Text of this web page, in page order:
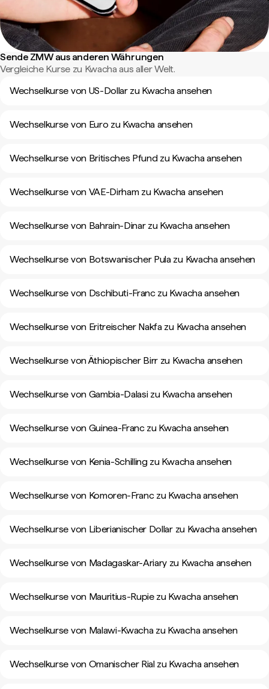
Sende ZMW aus anderen Währungen
Vergleiche Kurse zu Kwacha aus aller Welt.
Wechselkurse von US-Dollar zu Kwacha ansehen
Wechselkurse von Euro zu Kwacha ansehen
Wechselkurse von Britisches Pfund zu Kwacha ansehen
Wechselkurse von VAE-Dirham zu Kwacha ansehen
Wechselkurse von Bahrain-Dinar zu Kwacha ansehen
Wechselkurse von Botswanischer Pula zu Kwacha ansehen
Wechselkurse von Dschibuti-Franc zu Kwacha ansehen
Wechselkurse von Eritreischer Nakfa zu Kwacha ansehen
Wechselkurse von Äthiopischer Birr zu Kwacha ansehen
Wechselkurse von Gambia-Dalasi zu Kwacha ansehen
Wechselkurse von Guinea-Franc zu Kwacha ansehen
Wechselkurse von Kenia-Schilling zu Kwacha ansehen
Wechselkurse von Komoren-Franc zu Kwacha ansehen
Wechselkurse von Liberianischer Dollar zu Kwacha ansehen
Wechselkurse von Madagaskar-Ariary zu Kwacha ansehen
Wechselkurse von Mauritius-Rupie zu Kwacha ansehen
Wechselkurse von Malawi-Kwacha zu Kwacha ansehen
Wechselkurse von Omanischer Rial zu Kwacha ansehen